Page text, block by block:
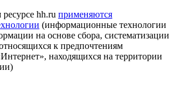
hh.ru применяются
(информационные технологии
на основе сбора, систематизации
к предпочтениям
находящихся на территории